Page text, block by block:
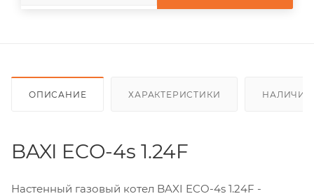
ОПИСАНИЕ ХАРАКТЕРИСТИКИ НАЛИЧИЕ
BAXI ECO-4s 1.24F
Настенный газовый котел BAXI ECO-4s 1.24F -